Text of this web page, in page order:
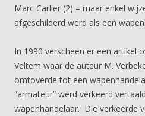
Marc Carlier (2) – maar enkel
afgeschilderd werd als een
In 1990 verscheen er een artikel
Veltem waar de auteur M.
omtoverde tot een
“armateur” werd verkeerd
wapenhandelaar. Die verkeerde